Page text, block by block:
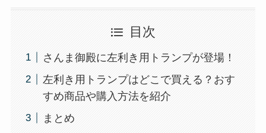
目次
さんま御殿に左利き用トランプが登場！
左利き用トランプはどこで買える？おす
すめ商品や購入方法を紹介
まとめ